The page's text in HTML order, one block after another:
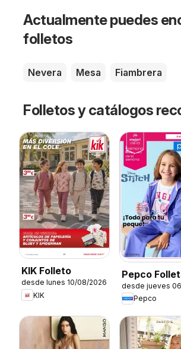
Actualmente puedes
folletos
Nevera Mesa Fiambrera
Folletos y catálogos
KIK Folleto
desde lunes 10/08/2026
KIK
Pepco
desde jueves
Pepco